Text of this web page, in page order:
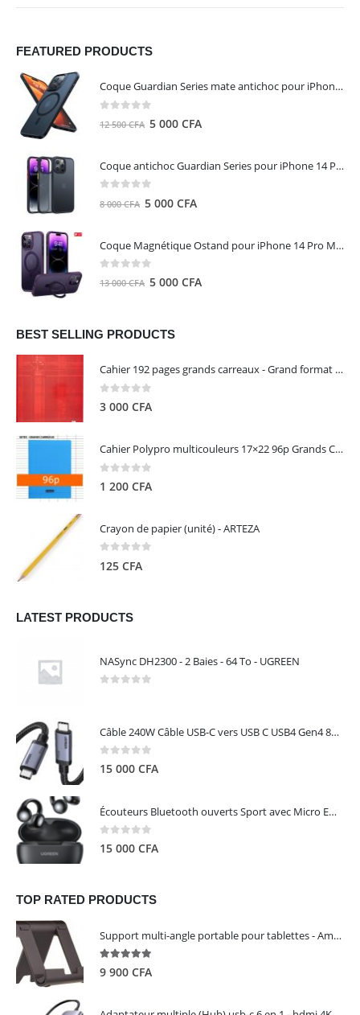
FEATURED PRODUCTS
Coque Guardian Series mate antichoc pour iPhone 15 Pro Max avec Magsafe Noir - Torras
12 500CFA Le
500 CFA.
5 000 CFA
Coque antichoc Guardian Series pour iPhone 14 Pro Max - TORRAS
8 000CFA Le
était :
000 CFA.
5 000 CFA
000 CFA.
Coque Magnétique Ostand pour iPhone 14 Pro Max - Violet Foncé - TORRAS
13 000CFA Le
était :
000 CFA.
5 000 CFA
000 CFA.
BEST SELLING PRODUCTS
Cahier 192 pages grands carreaux - Grand format - Brochure dos toilé - 24x32 cm - Papier blanc 90 g - Couverture carte pelliculée couleur aléatoire - Clairefontaine
3 000 CFA
Cahier Polypro multicouleurs 17×22 96p Grands Carreaux Séyès 90g - CALLIGRAPHE
1 200 CFA
Crayon de papier (unité) - ARTEZA
125 CFA
LATEST PRODUCTS
NASync DH2300 - 2 Baies - 64 To - UGREEN
Câble 240W Câble USB-C vers USB C USB4 Gen4 80Gbps pour Thunderbolt 5/4/3, Premium 18K double écran triple 4K PD3.1 - UGREEN
0 out of 5
15 000 CFA
Écouteurs Bluetooth ouverts Sport avec Micro ENC IPX5 – HiTune S3 UGREEN 45785
0 out of 5
15 000 CFA
TOP RATED PRODUCTS
Support multi-angle portable pour tablettes - Amazon Basics
5.00out of 5
9 900 CFA